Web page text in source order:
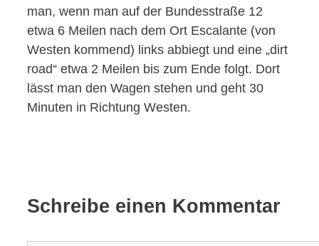
man, wenn man auf der Bundesstraße 12
etwa 6 Meilen nach dem Ort Escalante (von
Westen kommend) links abbiegt und eine „dirt
road“ etwa 2 Meilen bis zum Ende folgt. Dort
lässt man den Wagen stehen und geht 30
Minuten in Richtung Westen.
Schreibe einen Kommentar